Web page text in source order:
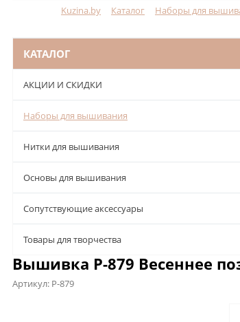
Kuzina.by Каталог Наборы для
КАТАЛОГ
АКЦИИ И СКИДКИ
Наборы для вышивания
Нитки для вышивания
Основы для вышивания
Сопутствующие аксессуары
Товары для творчества
Вышивка Р-879 Весеннее
Артикул: Р-879